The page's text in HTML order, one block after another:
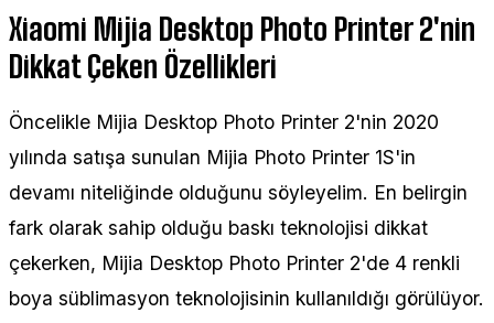
Xiaomi Mijia Desktop Photo Printer 2'nin
Dikkat Çeken Özellikleri
Öncelikle Mijia Desktop Photo Printer 2'nin 2020
yılında satışa sunulan Mijia Photo Printer 1S'in
devamı niteliğinde olduğunu söyleyelim. En belirgin
fark olarak sahip olduğu baskı teknolojisi dikkat
çekerken, Mijia Desktop Photo Printer 2'de 4 renkli
boya süblimasyon teknolojisinin kullanıldığı görülüyor.